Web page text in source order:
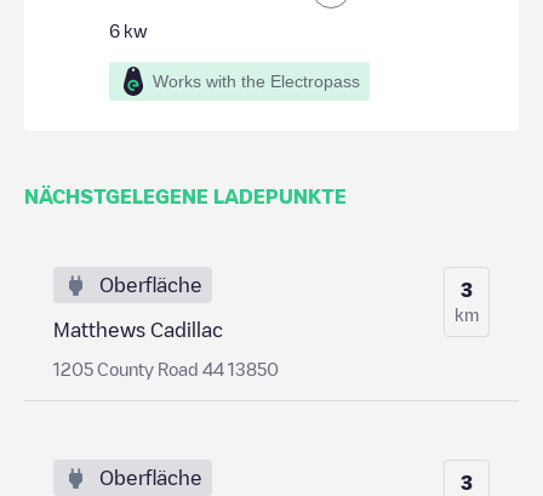
6 kw
Works with the Electropass
NÄCHSTGELEGENE LADEPUNKTE
Oberfläche
Matthews Cadillac
1205 County Road 44 13850
3
km
Oberfläche 3